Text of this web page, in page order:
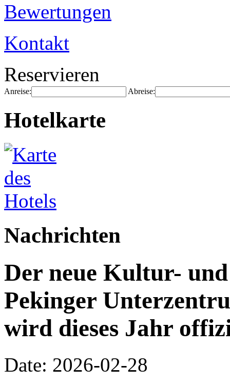
Bewertungen
Kontakt
Reservieren
Anreise: Abreise:
Hotelkarte
Nachrichten
Der neue Kultur-
Pekinger
wird dieses Jahr
Date: 2026-02-28